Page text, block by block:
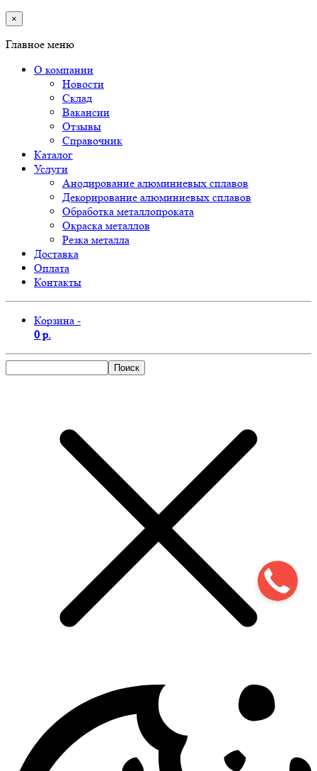
×
Главное меню
О компании
Новости
Склад
Вакансии
Отзывы
Справочник
Каталог
Услуги
Анодирование алюминиевых сплавов
Декорирование алюминиевых сплавов
Обработка металлопроката
Окраска металлов
Резка металла
Доставка
Оплата
Контакты
Корзина -
0 р.